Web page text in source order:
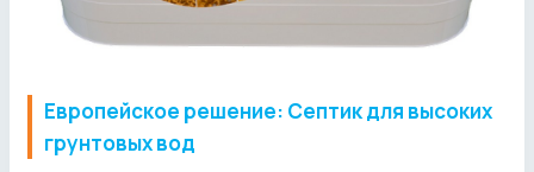
Европейское решение: Септик для высоких
грунтовых вод